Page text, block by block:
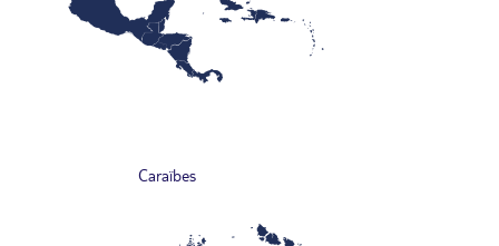
Caraïbes